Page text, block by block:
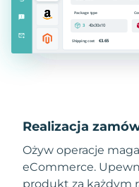
Realizacja
Ożyw operacje
eCommerce.
produkt za każdym